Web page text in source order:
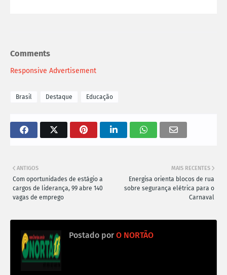
Comments
Responsive Advertisement
Brasil Destaque Educação
MAIS RECENTES
Energisa orienta blocos de rua
sobre segurança elétrica para o
Carnaval
ANTIGOS
Com oportunidades de estágio a
cargos de liderança, 99 abre 140
vagas de emprego
Postado por O NORTÃO